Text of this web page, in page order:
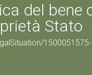
del bene
Stato